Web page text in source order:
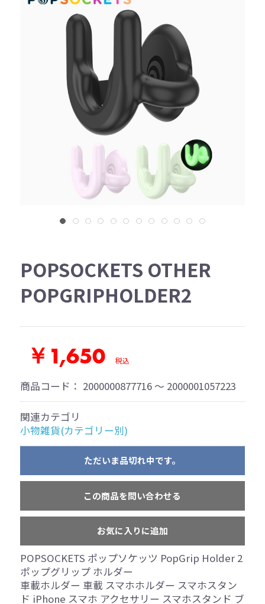
POPSOCKETS OTHER
POPGRIPHOLDER2
￥1,650 税込
商品コード： 2000000877716 ～ 2000001057223
関連カテゴリ
小物雑貨(カテゴリー別)
ただいま品切れ中です。
この商品を問い合わせる
お気に入りに追加
POPSOCKETS ポップソケッツ PopGrip Holder 2
ポップグリップ ホルダー
車載ホルダー 車載 スマホホルダー スマホスタン
ド iPhone スマホ アクセサリー スマホスタンド ブ